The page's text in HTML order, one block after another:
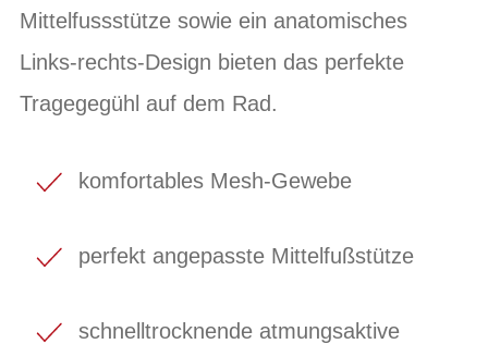
Mittelfussstütze sowie ein anatomisches
Links-rechts-Design bieten das perfekte
Tragegegühl auf dem Rad.
komfortables Mesh-Gewebe
perfekt angepasste Mittelfußstütze
schnelltrocknende atmungsaktive